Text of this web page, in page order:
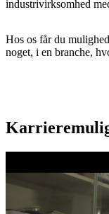
industrivirksomhed
Hos os får du
noget, i en branche,